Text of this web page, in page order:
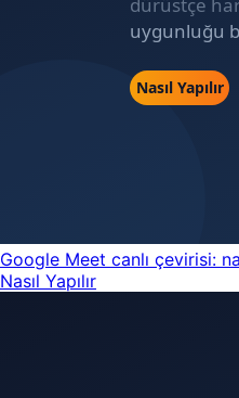
Google Meet canlı çevirisi:
Nasıl Yapılır